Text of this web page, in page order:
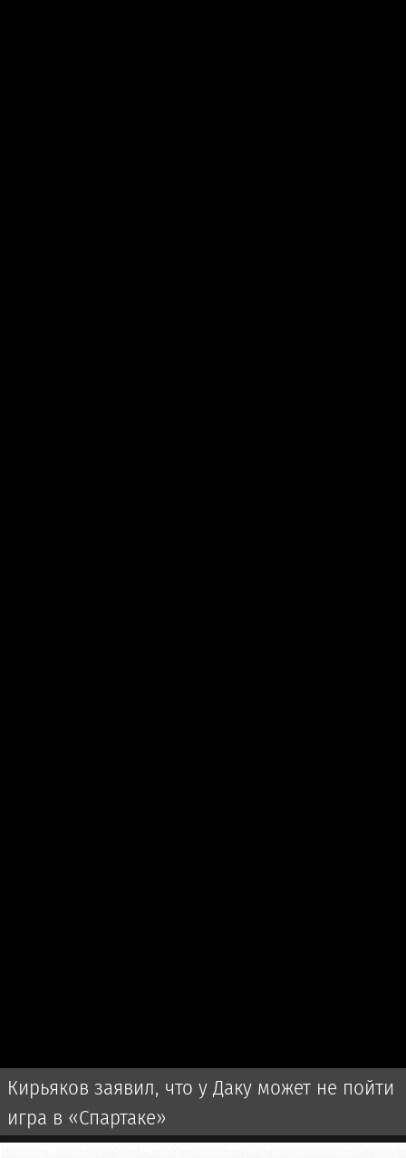
Кирьяков заявил, что у Даку может не пойти
игра в «Спартаке»